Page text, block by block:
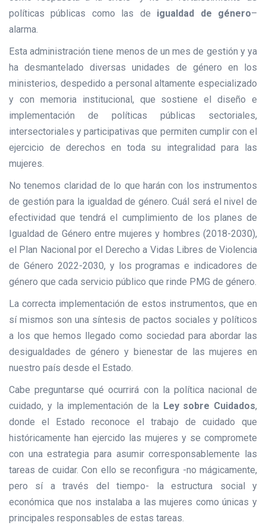
políticas públicas como las de igualdad de género–
alarma.
Esta administración tiene menos de un mes de gestión y ya
ha desmantelado diversas unidades de género en los
ministerios, despedido a personal altamente especializado
y con memoria institucional, que sostiene el diseño e
implementación de políticas públicas sectoriales,
intersectoriales y participativas que permiten cumplir con el
ejercicio de derechos en toda su integralidad para las
mujeres.
No tenemos claridad de lo que harán con los instrumentos
de gestión para la igualdad de género. Cuál será el nivel de
efectividad que tendrá el cumplimiento de los planes de
Igualdad de Género entre mujeres y hombres (2018-2030),
el Plan Nacional por el Derecho a Vidas Libres de Violencia
de Género 2022-2030, y los programas e indicadores de
género que cada servicio público que rinde PMG de género.
La correcta implementación de estos instrumentos, que en
sí mismos son una síntesis de pactos sociales y políticos
a los que hemos llegado como sociedad para abordar las
desigualdades de género y bienestar de las mujeres en
nuestro país desde el Estado.
Cabe preguntarse qué ocurrirá con la política nacional de
cuidado, y la implementación de la Ley sobre Cuidados,
donde el Estado reconoce el trabajo de cuidado que
históricamente han ejercido las mujeres y se compromete
con una estrategia para asumir corresponsablemente las
tareas de cuidar. Con ello se reconfigura -no mágicamente,
pero sí a través del tiempo- la estructura social y
económica que nos instalaba a las mujeres como únicas y
principales responsables de estas tareas.